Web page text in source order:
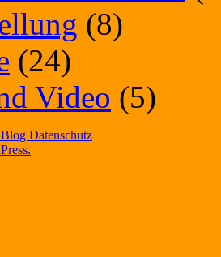
(8)
(24)
Video (5)
Datenschutz